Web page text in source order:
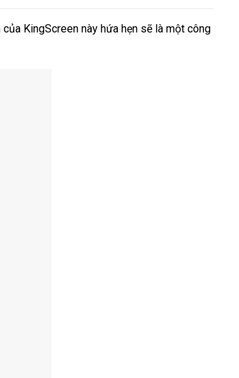
KingScreen này hứa hẹn sẽ là một công